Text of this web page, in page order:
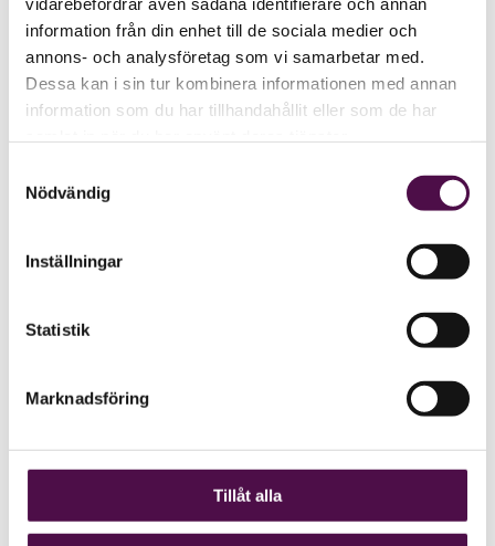
information från din enhet till de sociala medier och
annons- och analysföretag som vi samarbetar med.
Dessa kan i sin tur kombinera informationen med annan
information som du har tillhandahållit eller som de har
Nödvändig
Inställningar
Statistik
Marknadsföring
Tillåt alla